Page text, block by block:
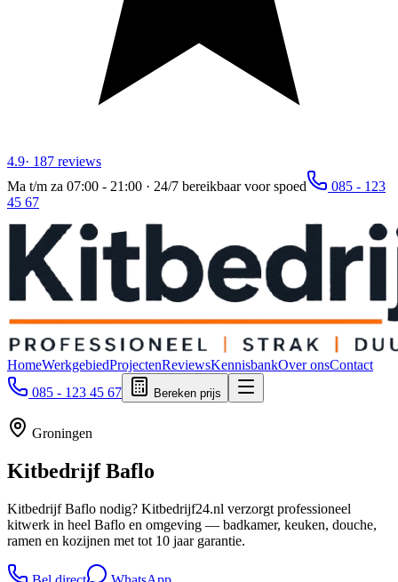
4.9· 187 reviews
Ma t/m za 07:00 - 21:00 · 24/7 bereikbaar voor spoed
085 - 123
45 67
HomeWerkgebiedProjectenReviewsKennisbankOver onsContact
085 - 123 45 67
Bereken prijs
Groningen
KitbedrijfBaflo
Kitbedrijf Baflo nodig? Kitbedrijf24.nl verzorgt professioneel
kitwerk in heel Baflo en omgeving — badkamer, keuken, douche,
ramen en kozijnen met tot 10 jaar garantie.